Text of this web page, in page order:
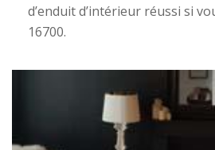
d’enduit d’intérieur réussi si
16700.